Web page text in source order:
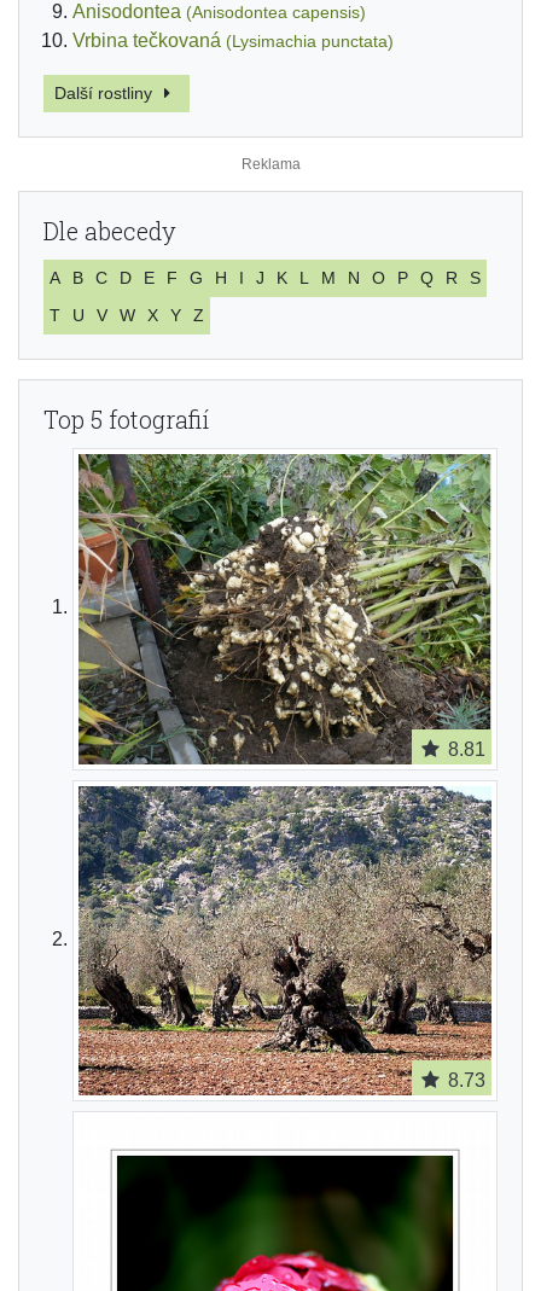
Anisodontea (Anisodontea capensis)
Vrbina tečkovaná (Lysimachia punctata)
Další rostliny
Dle abecedy
A B C D E F G H I J K L M N O P Q R
S
T
U V W X Y Z
Top 5 fotografií
8.81
8.73